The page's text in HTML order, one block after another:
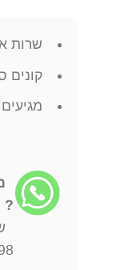
שרות
קונים
?